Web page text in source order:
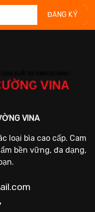
VINA
loại bìa cao cấp. Cam
bền vững, đa dạng,